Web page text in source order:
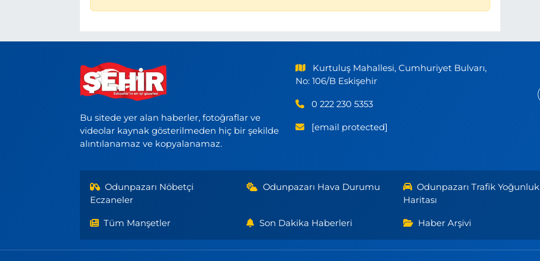
Bu sitede yer alan haberler, fotoğraflar ve
videolar kaynak gösterilmeden hiç bir şekilde
alıntılanamaz ve kopyalanamaz.
Kurtuluş Mahallesi, Cumhuriyet Bulvarı,
No: 106/B Eskişehir
0 222 230 5353
[email protected]
Odunpazarı Nöbetçi
Eczaneler
Odunpazarı Hava Durumu
Odunpazarı Trafik Yoğunluk
Haritası
Tüm Manşetler Son Dakika Haberleri Haber Arşivi